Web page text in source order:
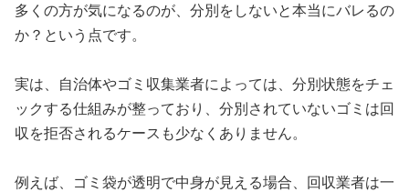
多くの方が気になるのが、分別をしないと本当にバレるの
か？という点です。
実は、自治体やゴミ収集業者によっては、分別状態をチェ
ックする仕組みが整っており、分別されていないゴミは回
収を拒否されるケースも少なくありません。
例えば、ゴミ袋が透明で中身が見える場合、回収業者は一